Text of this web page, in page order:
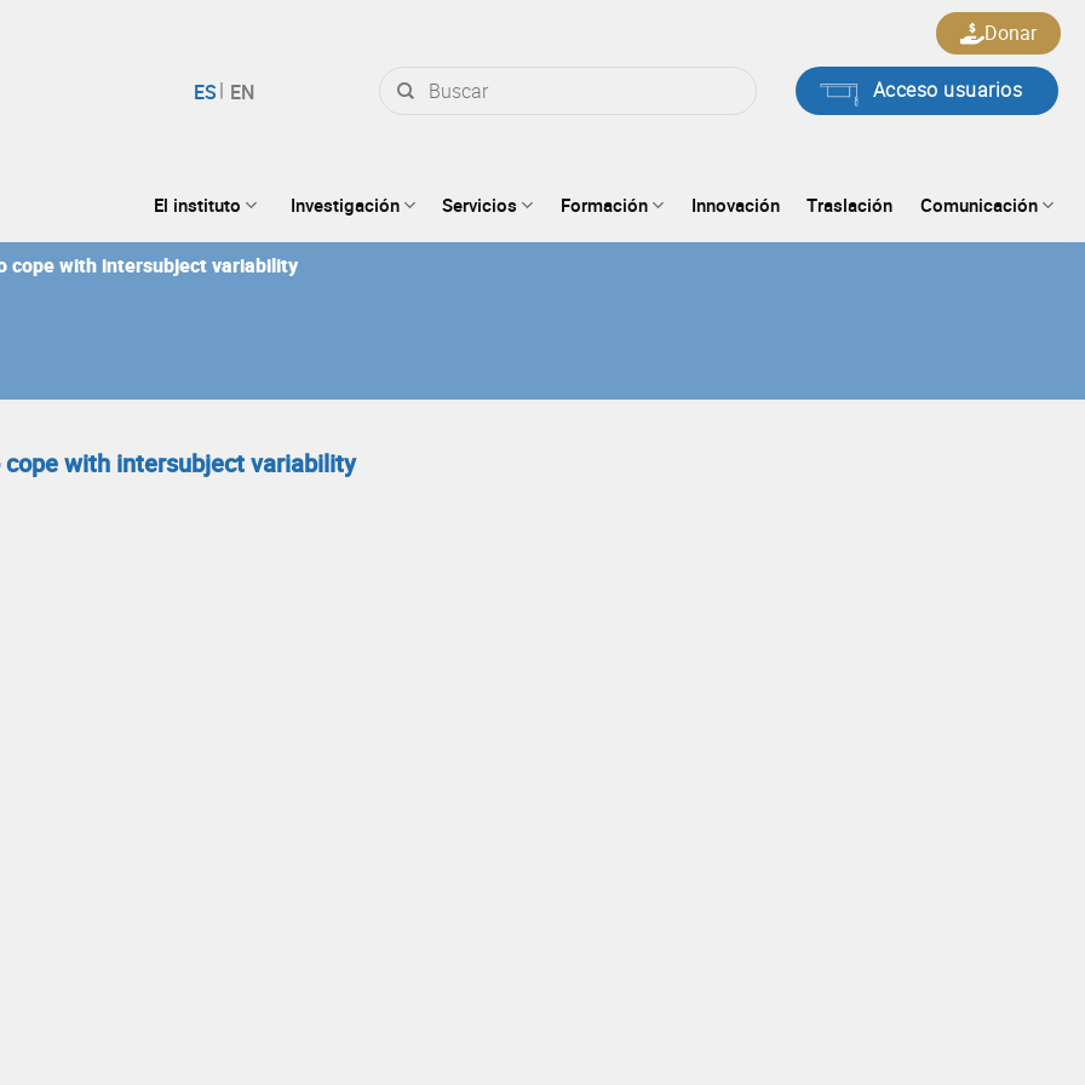
por:
Acceso usuarios
Donar
El instituto Investigación Servicios Formación Innovación Traslación Comunicación
cope with intersubject variability
with intersubject variability